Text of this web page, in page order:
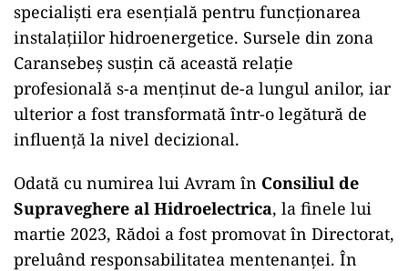
specialiști era esențială pentru funcționarea
instalațiilor hidroenergetice. Sursele din zona
Caransebeș susțin că această relație
profesională s-a menținut de-a lungul anilor, iar
ulterior a fost transformată într-o legătură de
influență la nivel decizional.
Odată cu numirea lui Avram în Consiliul de
Supraveghere al Hidroelectrica, la finele lui
martie 2023, Rădoi a fost promovat în Directorat,
preluând responsabilitatea mentenanței. În